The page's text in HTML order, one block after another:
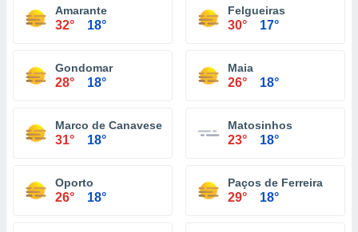
Amarante
32° 18°
Felgueiras
30° 17°
Gondomar
28° 18°
Maia
26° 18°
Marco de Canaveses
31° 18°
Matosinhos
23° 18°
Oporto
26° 18°
Paços de Ferreira
29° 18°